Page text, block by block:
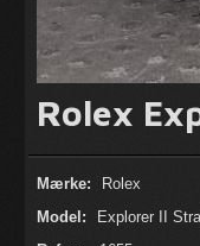
Rolex
Mærke:
Rolex
Model:
Explorer II